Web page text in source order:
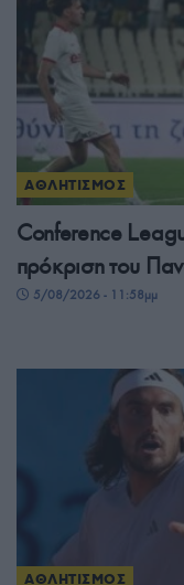
ΑΘΛΗΤΙΣΜΟΣ
Conference
πρόκριση του
5/08/2026 - 11:58μμ
ΑΘΛΗΤΙΣΜΟΣ